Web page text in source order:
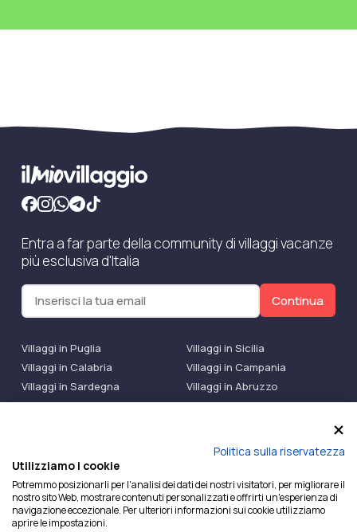
Entra a far parte della community di villaggi vacanze
più esclusiva d'Italia
Continua
Villaggi in Puglia
Villaggi in Sicilia
Villaggi in Calabria
Villaggi in Campania
Villaggi in Sardegna
Villaggi in Abruzzo
Villaggi Bluserena
Villaggi TH Resort
Ilmiovillaggio è un marchio di Ekiwi S.r.l.
Licenza Agenzia Viaggi e Turismo n° 2015/0133251 del
26/02/2015 e coperta da RC per Agenzia di Viaggi n°
OX00081147 REVO Specialty LiabilityXTravel Agencies.
Politica sulla riservatezza
Utilizziamo i cookie
Potremmo posizionarli per l'analisi dei dati dei nostri visitatori, per migliorare il
nostro sito Web, mostrare contenuti personalizzati e offrirti un'esperienza di
navigazione eccezionale. Per ulteriori informazioni sui cookie utilizziamo
aprire le impostazioni.